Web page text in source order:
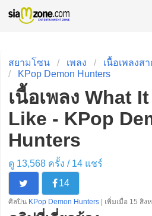
สยามโซน เพลง
เนื้อเพลงส
KPop Demon Hunters
เนื้อเพลง What
Like - KPop
Hunters
ดู 13,568 ครั้ง / 14แชร์
14
ศิลปิน KPop Demon Hunters | เพิ่มเมื่อ 15 สิ